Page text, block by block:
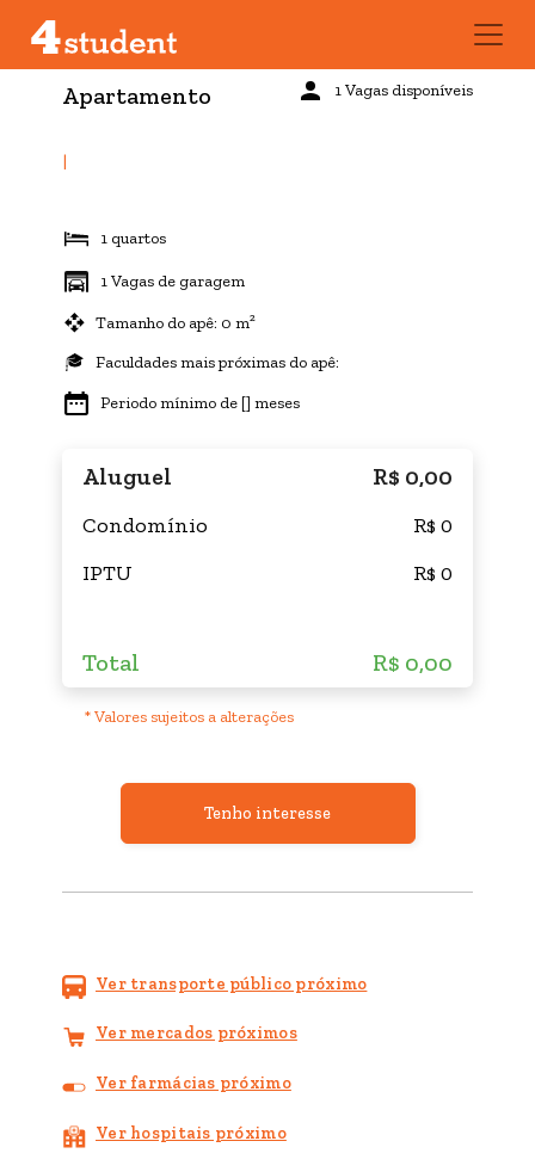
Apartamento
|
1 quartos
1 Vagas disponíveis
1 Vagas de garagem
Tamanho do apê: 0 m²
Faculdades mais próximas do apê:
Periodo mínimo de [] meses
Aluguel R$ 0,00
Condomínio
R$ 0
IPTU
R$ 0
Total R$ 0,00
* Valores sujeitos a alterações
Tenho interesse
Ver transporte público próximo
Ver mercados próximos
Ver farmácias próximo
Ver hospitais próximo